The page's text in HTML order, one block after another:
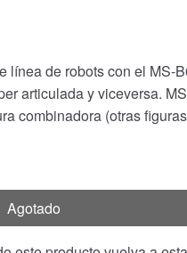
línea de robots con el MS-
articulada y viceversa.
combinadora (otras
Agotado